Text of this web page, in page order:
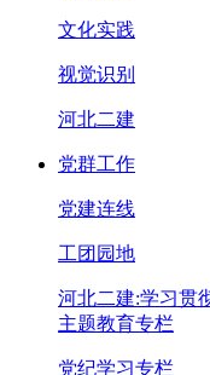
文化实践
视觉识别
河北二建
党群工作
党建连线
工团园地
河北二建:学习贯
主题教育专栏
党纪学习专栏